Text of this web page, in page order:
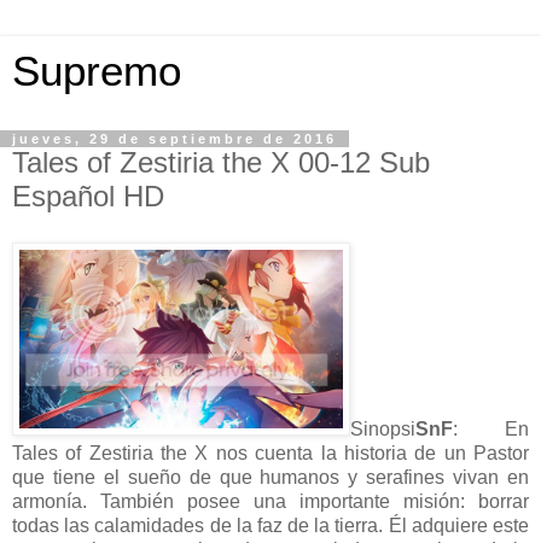
Supremo
jueves, 29 de septiembre de 2016
Tales of Zestiria the X 00-12 Sub
Español HD
SinopsiSnF: En
Tales of Zestiria the X nos cuenta la historia de un Pastor
que tiene el sueño de que humanos y serafines vivan en
armonía. También posee una importante misión: borrar
todas las calamidades de la faz de la tierra. Él adquiere este